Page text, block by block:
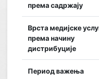
према садржају
Врста медијске
према начину
дистрибуције
Период важења